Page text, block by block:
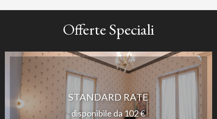
Offerte Speciali
STANDARD RATE
disponibile da 102€